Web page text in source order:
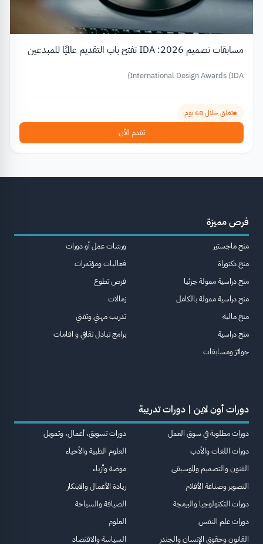
مسابقات تصميم 2026: IDA تفتح باب التقديم عالميًا للمبدعين
International Design Awards (IDA)
تغلق خلال 68 يوم
تقدم الآن
فرص مميزة
منح ماجستير
منح دكتوراة
منح دراسية ممولة جزئيا
منح دراسية ممولة بالكامل
منح مالية
منح دراسية
جوائز ومسابقات
ورشات عمل أو دورات
فعاليات ومؤتمرات
فرص تطوع
زمالات
تدريب مهني وتقني
برامج تبادل ثقافي و اقامات
دورات أون لاين | دورات تدريبة
دورات مطلوبة في سوق العمل
دورات اللغات والأدب
الفنون والتصميم والموسيقى
التصوير وصناعة الأفلام
دورات التكنولوجيا والبرمجة
دورات علم النفس
القانون وحقوق الإنسان والجندر
دورات تسويق، أعمال، وتمويل
العلوم الطبية والأحياء
موضة وأزياء
ريادة الأعمال والابتكار
الضيافة والسياحة
العلوم
السياسة والاقتصاد